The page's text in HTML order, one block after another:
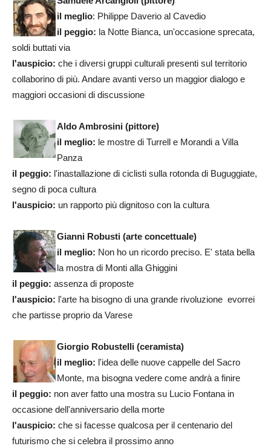
il meglio: Philippe Daverio al Cavedio
il peggio: la Notte Bianca, un'occasione sprecata,
soldi buttati via
l'auspicio: che i diversi gruppi culturali presenti sul territorio
collaborino di più. Andare avanti verso un maggior dialogo e
maggiori occasioni di discussione
Aldo Ambrosini (pittore)
il meglio: le mostre di Turrell e Morandi a Villa
Panza
il peggio: l'inastallazione di ciclisti sulla rotonda di Buguggiate,
segno di poca cultura
l'auspicio: un rapporto più dignitoso con la cultura
Gianni Robusti (arte concettuale)
il meglio: Non ho un ricordo preciso. E' stata bella
la mostra di Monti alla Ghiggini
il peggio: assenza di proposte
l'auspicio: l'arte ha bisogno di una grande rivoluzione evorrei
che partisse proprio da Varese
Giorgio Robustelli (ceramista)
il meglio: l'idea delle nuove cappelle del Sacro
Monte, ma bisogna vedere come andrà a finire
il peggio: non aver fatto una mostra su Lucio Fontana in
occasione dell'anniversario della morte
l'auspicio: che si facesse qualcosa per il centenario del
futurismo che si celebra il prossimo anno